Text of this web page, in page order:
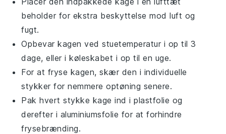
beholder for ekstra beskyttelse mod luft og
fugt.
Opbevarkagen ved stuetemperatur i op til 3
dage, eller i køleskabet i op til en uge.
For at fryse kagen, skær den i individuelle
stykker for nemmere optøning senere.
Pak hvert stykke kage ind i plastfolie og
derefter i aluminiumsfolie for at forhindre
frysebrænding.